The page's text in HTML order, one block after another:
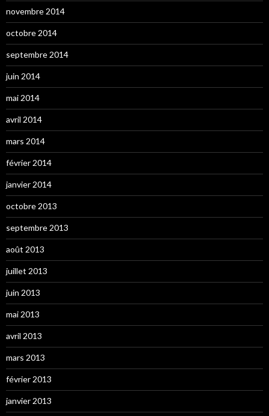
novembre 2014
octobre 2014
septembre 2014
juin 2014
mai 2014
avril 2014
mars 2014
février 2014
janvier 2014
octobre 2013
septembre 2013
août 2013
juillet 2013
juin 2013
mai 2013
avril 2013
mars 2013
février 2013
janvier 2013